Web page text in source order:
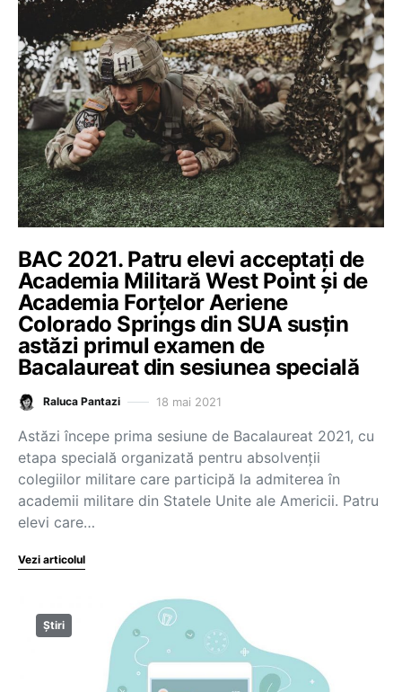
BAC 2021. Patru elevi acceptați de
Academia Militară West Point și de
Academia Forțelor Aeriene
Colorado Springs din SUA susțin
astăzi primul examen de
Bacalaureat din sesiunea specială
Raluca Pantazi 18 mai 2021
Astăzi începe prima sesiune de Bacalaureat 2021, cu
etapa specială organizată pentru absolvenții
colegiilor militare care participă la admiterea în
academii militare din Statele Unite ale Americii. Patru
elevi care…
Vezi articolul
Știri